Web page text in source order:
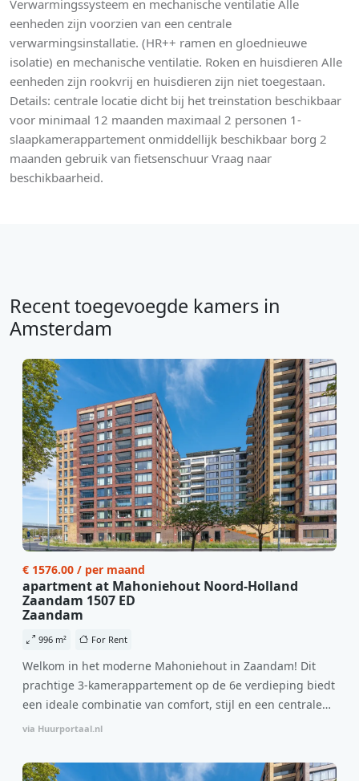
Verwarmingssysteem en mechanische ventilatie Alle
eenheden zijn voorzien van een centrale
verwarmingsinstallatie. (HR++ ramen en gloednieuwe
isolatie) en mechanische ventilatie. Roken en huisdieren Alle
eenheden zijn rookvrij en huisdieren zijn niet toegestaan.
Details: centrale locatie dicht bij het treinstation beschikbaar
voor minimaal 12 maanden maximaal 2 personen 1-
slaapkamerappartement onmiddellijk beschikbaar borg 2
maanden gebruik van fietsenschuur Vraag naar
beschikbaarheid.
Recent toegevoegde kamers in
Amsterdam
€ 1576.00 / per maand
apartment at Mahoniehout Noord-Holland
Zaandam 1507 ED
Zaandam
996 m² For Rent
Welkom in het moderne Mahoniehout in Zaandam! Dit
prachtige 3-kamerappartement op de 6e verdieping biedt
een ideale combinatie van comfort, stijl en een centrale
locatie. Met een huurprijs van €1.576 per maand
per maand is dit een geweldige kans voor professionals
via Huurportaal.nl